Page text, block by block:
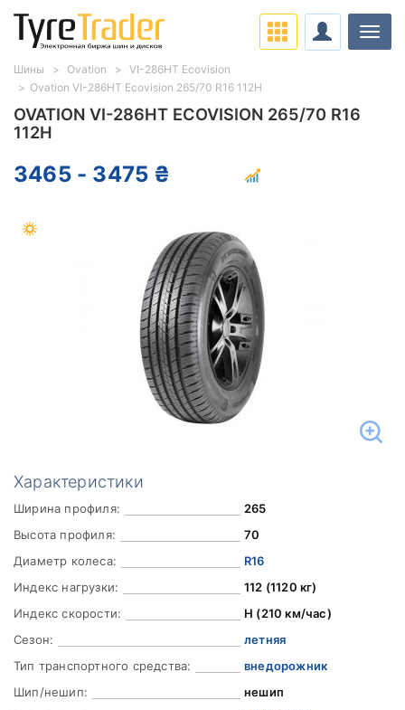
OVATION VI-286HT ECOVISION 265/70 R16
112H
3465 - 3475 ₴
Характеристики
Ширина профиля:
265
Высота профиля:
70
Диаметр колеса:
R16
Индекс нагрузки:
112 (1120 кг)
Индекс скорости:
H (210 км/час)
Сезон:
летняя
Тип транспортного средства:
внедорожник
Шип/нешип:
нешип
Шины Ovation
VI-286HT Ecovision
Ovation VI-286HT Ecovision 265/70 R16 112H